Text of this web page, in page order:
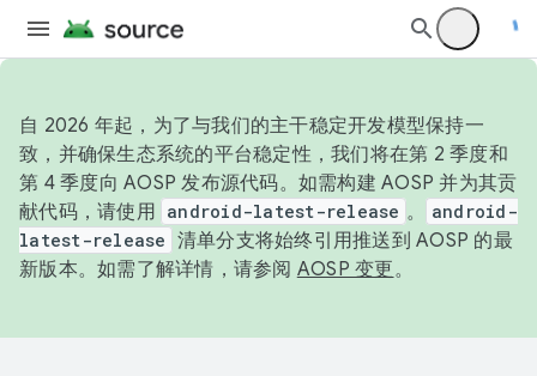
自 2026 年起，为了与我们的主干稳定开发模型保持一
致，并确保生态系统的平台稳定性，我们将在第 2 季度和
第 4 季度向 AOSP 发布源代码。如需构建 AOSP 并为其贡
献代码，请使用 android-latest-release 。
android-
latest-release 清单分支将始终引用推送到 AOSP 的最
新版本。如需了解详情，请参阅 AOSP 变更。